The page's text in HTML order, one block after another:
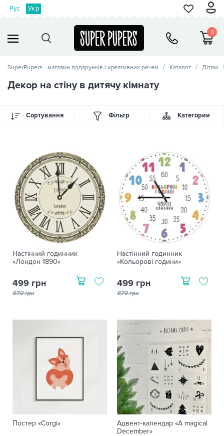
Рус Укр
0
SuperPupers - магазин подарунків і креативних речей Каталог Дітям
Декор на стіну в дитячу кімнату
Сортування Фільтр Категории
Настінний годинник
«Лондон 1890»
499 грн
670 грн
Настінний годинник
«Кольорові години»
499 грн
670 грн
Постер «Corgi»
Адвент-календар «A magical
December»